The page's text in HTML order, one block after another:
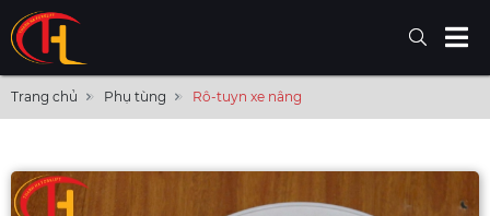
Trang chủ Phụ tùng Rô-tuyn xe nâng